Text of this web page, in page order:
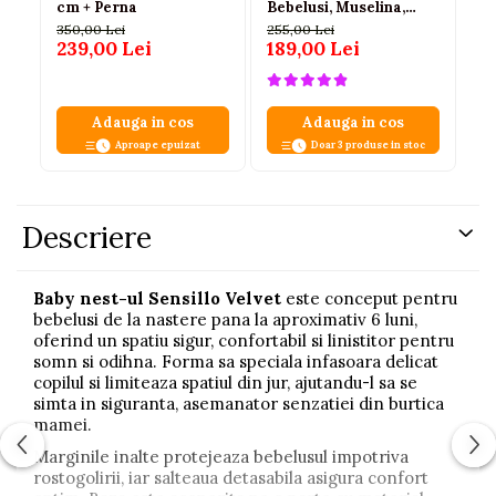
cm + Perna
350,00 Lei
239,00 Lei
Adauga in cos
Aproape epuizat
Bebelusi, Muselina,
Protectie Impletita,
Saltea si Pernuta
Incluse, 72 x 52 cm,
Galben, 0-1 Ani
255,00 Lei
189,00 Lei
Adauga in cos
Doar 3 produse in stoc
Descriere
Baby nest-ul Sensillo Velvet este conceput pentru
bebelusi de la nastere pana la aproximativ 6 luni,
oferind un spatiu sigur, confortabil si linistitor pentru
somn si odihna. Forma sa speciala infasoara delicat
copilul si limiteaza spatiul din jur, ajutandu-l sa se
simta in siguranta, asemanator senzatiei din burtica
mamei.
Marginile inalte protejeaza bebelusul impotriva
rostogolirii, iar salteaua detasabila asigura confort